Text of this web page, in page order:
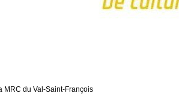
MRC du Val-Saint-François